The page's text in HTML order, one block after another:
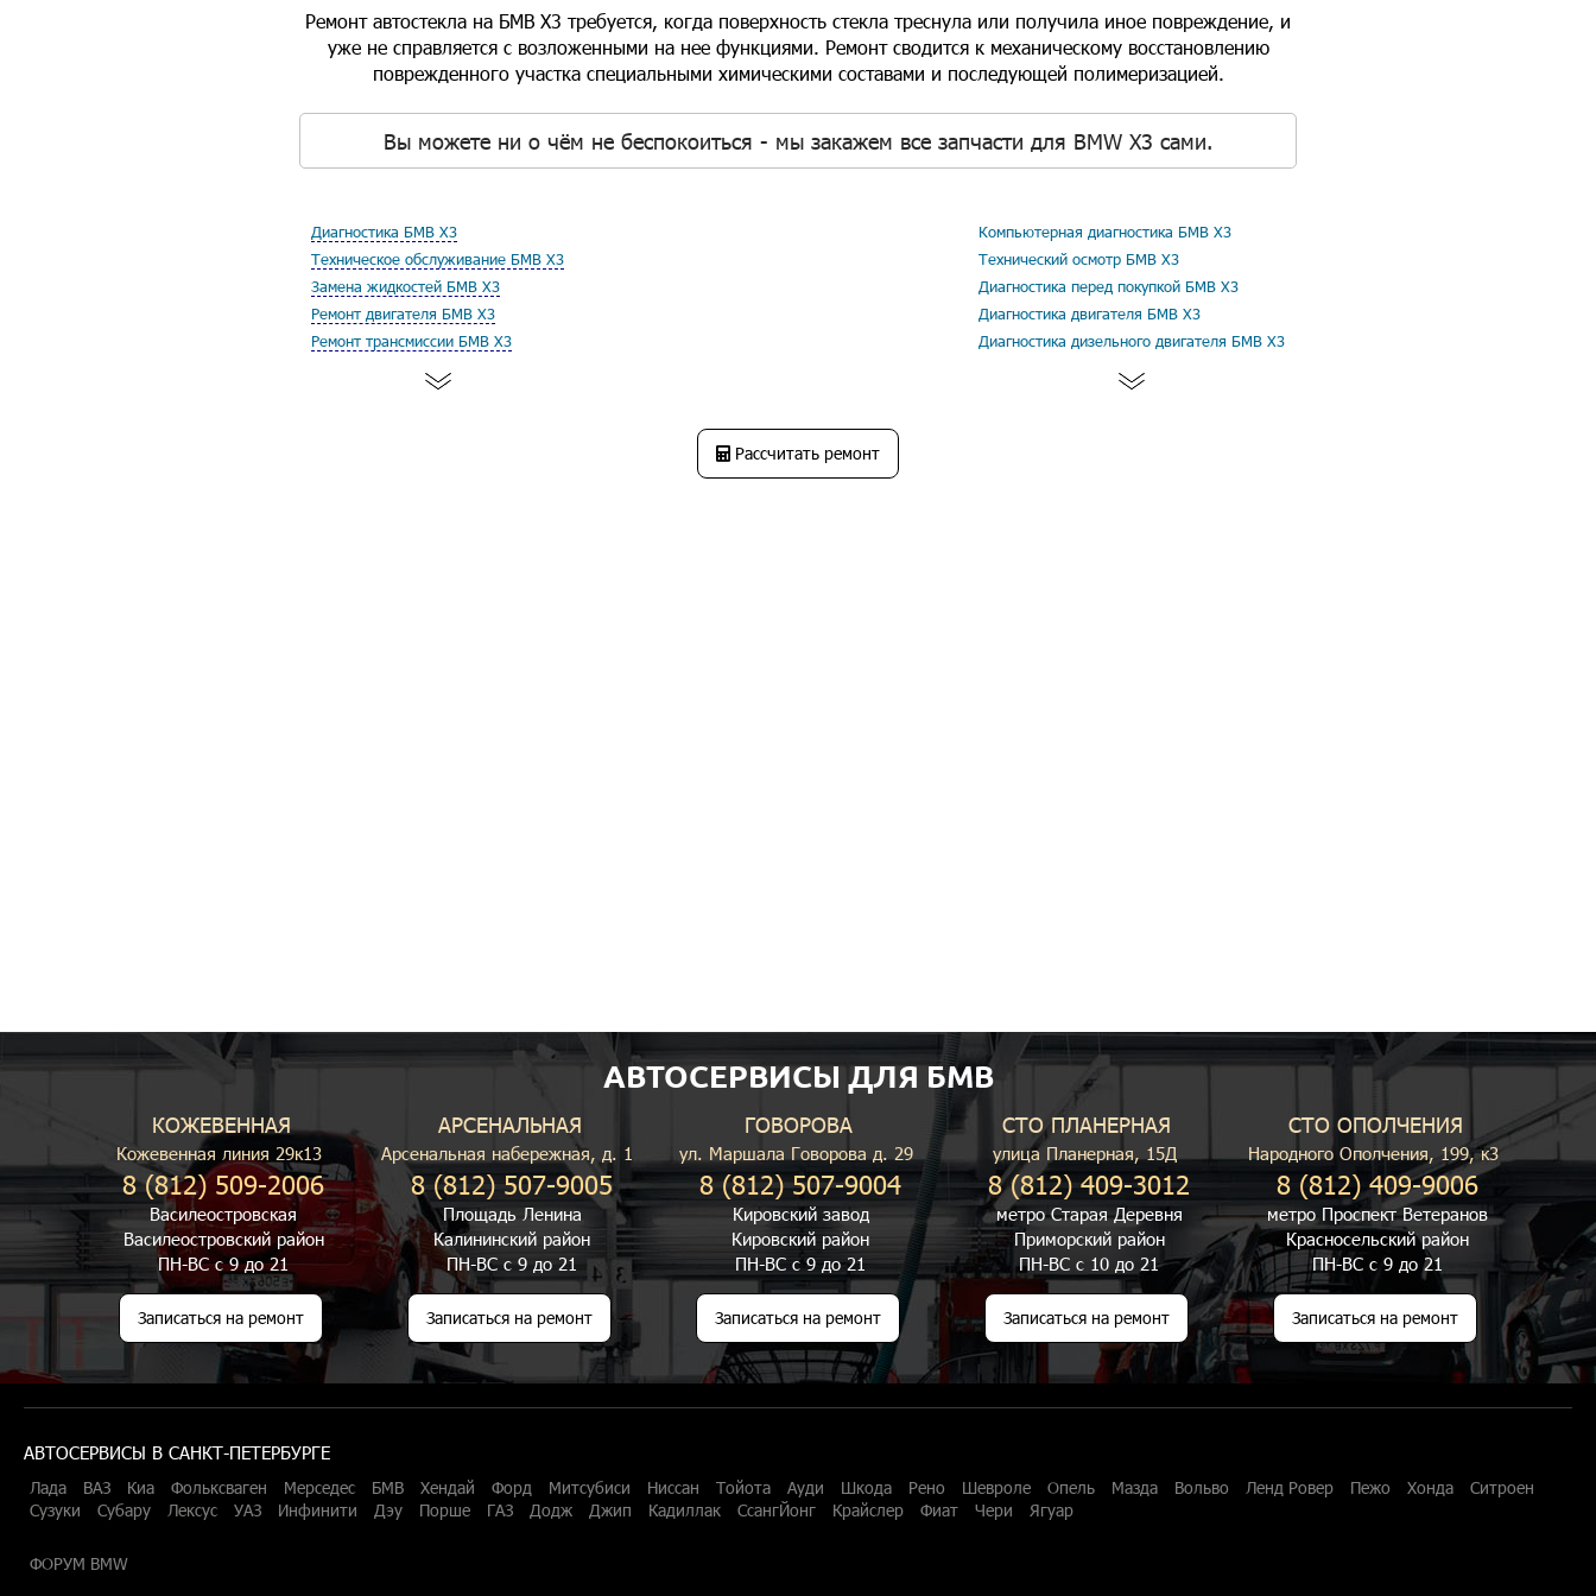
Ремонт автостекла на БМВ Х3 требуется, когда поверхность стекла треснула или получила иное повреждение, и
уже не справляется с возложенными на нее функциями. Ремонт сводится к механическому восстановлению
поврежденного участка специальными химическими составами и последующей полимеризацией.
Вы можете ни о чём не беспокоиться - мы закажем все запчасти для BMW X3 сами.
Диагностика БМВ Х3
Техническое обслуживание БМВ Х3
Замена жидкостей БМВ Х3
Ремонт двигателя БМВ Х3
Ремонт трансмиссии БМВ Х3
Компьютерная диагностика БМВ Х3
Технический осмотр БМВ Х3
Диагностика перед покупкой БМВ Х3
Диагностика двигателя БМВ Х3
Диагностика дизельного двигателя БМВ Х3
Рассчитать ремонт
АВТОСЕРВИСЫ ДЛЯ БМВ
КОЖЕВЕННАЯ
Кожевенная линия 29к13
8 (812) 509-2006
Василеостровская
Василеостровский район
ПН-ВС с 9 до 21
Записаться на ремонт
АРСЕНАЛЬНАЯ
Арсенальная набережная, д. 1
8 (812) 507-9005
Площадь Ленина
Калининский район
ПН-ВС с 9 до 21
Записаться на ремонт
ГОВОРОВА
ул. Маршала Говорова д. 29
8 (812) 507-9004
Кировский завод
Кировский район
ПН-ВС с 9 до 21
Записаться на ремонт
СТО ПЛАНЕРНАЯ
улица Планерная, 15Д
8 (812) 409-3012
метро Старая Деревня
Приморский район
ПН-ВС с 10 до 21
Записаться на ремонт
СТО ОПОЛЧЕНИЯ
Народного Ополчения, 199, к3
8 (812) 409-9006
метро Проспект Ветеранов
Красносельский район
ПН-ВС с 9 до 21
Записаться на ремонт
АВТОСЕРВИСЫ В САНКТ-ПЕТЕРБУРГЕ
Лада ВАЗ Киа Фольксваген Мерседес БМВ Хендай Форд Митсубиси Ниссан Тойота Ауди Шкода Рено Шевроле Опель Мазда Вольво Ленд Ровер Пежо Хонда
Ситроен
Сузуки
Субару Лексус УАЗ Инфинити Дэу Порше ГАЗ Додж Джип Кадиллак СсангЙонг Крайслер Фиат Чери Ягуар
ФОРУМ BMW